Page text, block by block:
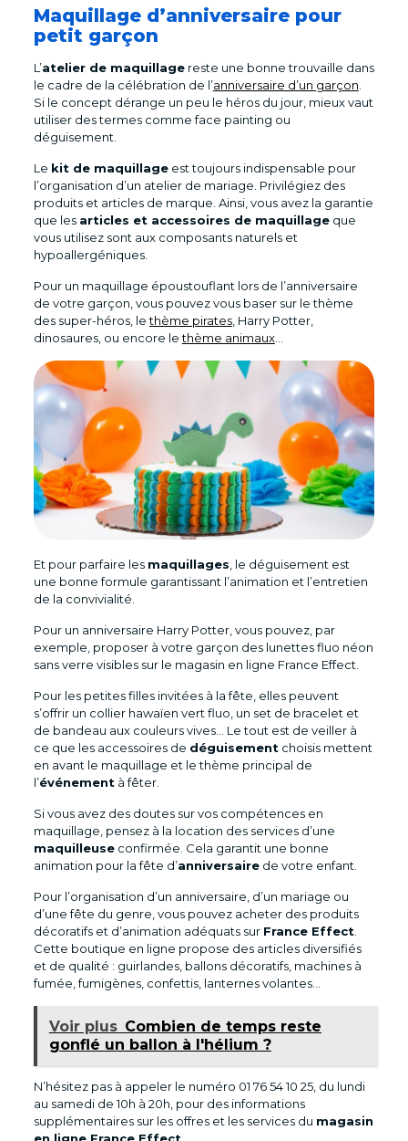
Maquillage d’anniversaire pour
petit garçon
L’atelier de maquillagereste une bonne trouvaille dans
le cadre de la célébration de l’anniversaire d’un garçon
Si le concept dérange un peu le héros du jour, mieux vaut
utiliser des termes comme face painting ou
déguisement.
Le kit de maquillageest toujours indispensable pour
l’organisation d’un atelier de mariage. Privilégiez des
produits et articles de marque. Ainsi, vous avez la garantie
que les articles et accessoires de maquillageque
vous utilisez sont aux composants naturels et
hypoallergéniques.
Pour un maquillage époustouflant lors de l’anniversaire
de votre garçon, vous pouvez vous baser sur le thème
des super-héros, lethème pirates, Harry Potter,
dinosaures, ou encore lethème animaux…
Et pour parfaire les maquillages, le déguisement est
une bonne formule garantissant l’animation et l’entretien
de la convivialité.
Pour un anniversaire Harry Potter, vous pouvez, par
exemple, proposer à votre garçon des lunettes fluo néon
sans verre visibles sur le magasin en ligne France Effect.
Pour les petites filles invitées à la fête, elles peuvent
s’offrir un collier hawaïen vert fluo, un set de bracelet et
de bandeau aux couleurs vives… Le tout est de veiller à
ce que les accessoires de déguisementchoisis mettent
en avant le maquillage et le thème principal de
l’événementà fêter.
Si vous avez des doutes sur vos compétences en
maquillage, pensez à la location des services d’une
maquilleuseconfirmée. Cela garantit une bonne
animation pour la fête d’anniversairede votre enfant.
Pour l’organisation d’un anniversaire, d’un mariage ou
d’une fête du genre, vous pouvez acheter des produits
décoratifs et d’animation adéquats sur France Effect.
Cette boutique en ligne propose des articles diversifiés
et de qualité : guirlandes, ballons décoratifs, machines à
fumée, fumigènes, confettis, lanternes volantes…
Voir plus Combien de temps reste
gonflé un ballon à l'hélium ?
N’hésitez pas à appeler le numéro 01 76 54 10 25, du lundi
au samedi de 10h à 20h, pour des informations
supplémentaires sur les offres et les services du magasin